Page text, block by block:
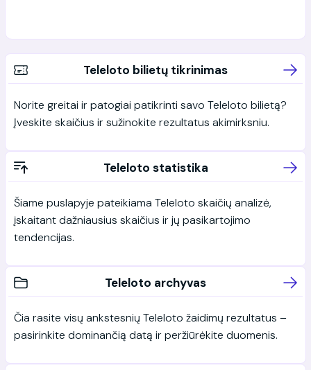
Teleloto bilietų tikrinimas
Norite greitai ir patogiai patikrinti savo Teleloto bilietą?
Įveskite skaičius ir sužinokite rezultatus akimirksniu.
Teleloto statistika
Šiame puslapyje pateikiama Teleloto skaičių analizė,
įskaitant dažniausius skaičius ir jų pasikartojimo
tendencijas.
Teleloto archyvas
Čia rasite visų ankstesnių Teleloto žaidimų rezultatus –
pasirinkite dominančią datą ir peržiūrėkite duomenis.